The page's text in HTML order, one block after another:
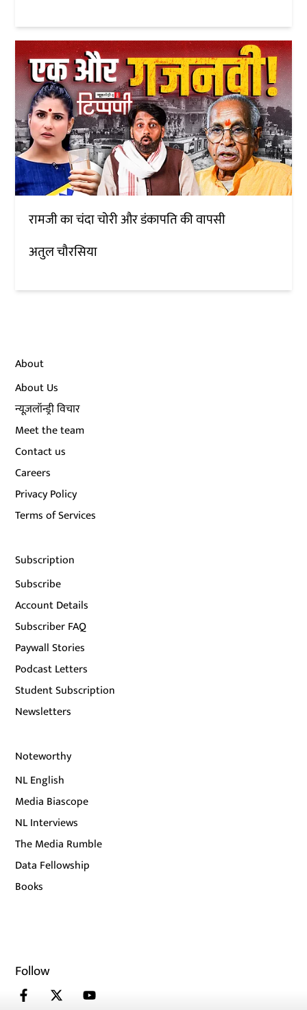
रामजी का चंदा चोरी और डंकापति की वापसी
अतुल चौरसिया
About
About Us
न्यूज़लॉन्ड्री विचार
Meet the team
Contact us
Careers
Privacy Policy
Terms of Services
Subscription
Subscribe
Account Details
Subscriber FAQ
Paywall Stories
Podcast Letters
Student Subscription
Newsletters
Noteworthy
NL English
Media Biascope
NL Interviews
The Media Rumble
Data Fellowship
Books
Follow